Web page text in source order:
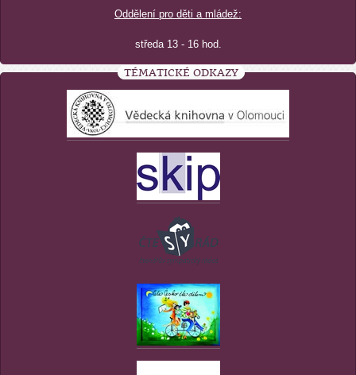
Oddělení pro děti a mládež:
středa 13 - 16 hod.
TÉMATICKÉ ODKAZY